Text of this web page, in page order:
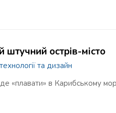
острів-місто
та дизайн
«плавати» в Карибському